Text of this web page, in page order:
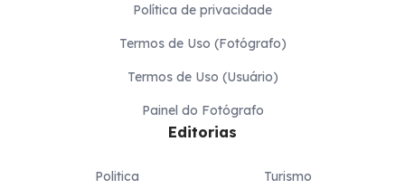
Política de privacidade
Termos de Uso (Fotógrafo)
Termos de Uso (Usuário)
Painel do Fotógrafo
Editorias
Politica Turismo